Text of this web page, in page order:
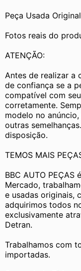
Peça Usada
Fotos reais do
ATENÇÃO:
Antes de realizar a
de confiança se a
compatível com
corretamente.
modelo no
outras
disposição.
TEMOS MAIS
BBC AUTO PEÇAS
Mercado,
e usadas originais,
adquirimos todos
exclusivamente
Detran.
Trabalhamos com
importadas.